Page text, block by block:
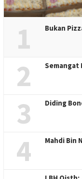
1 Bukan
2 Semangat
3 Diding
4 Mahdi Bin